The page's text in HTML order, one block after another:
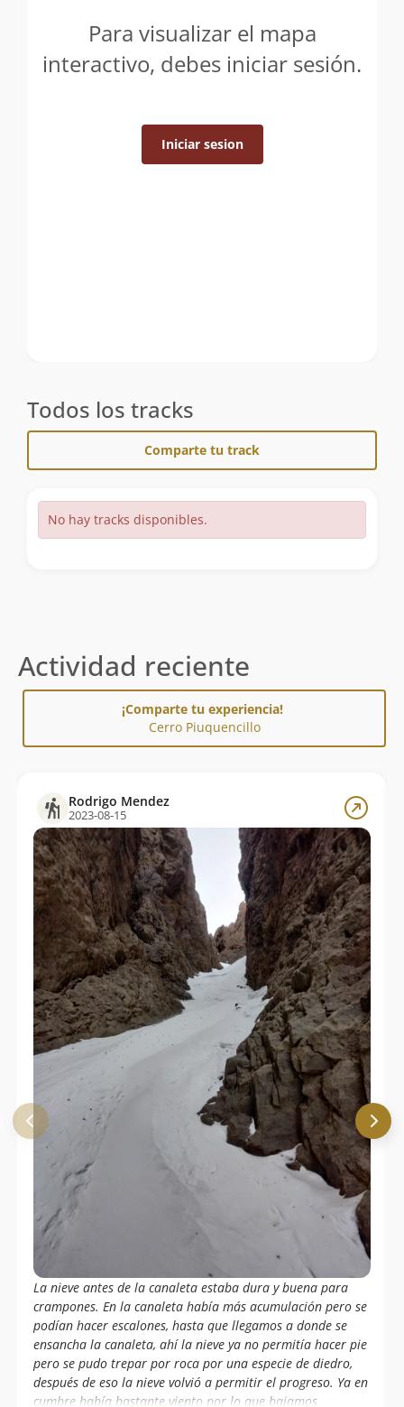
Para visualizar el mapa
interactivo, debes iniciar sesión.
Iniciar sesion
Todos los tracks
Comparte tu track
No hay tracks disponibles.
Actividad reciente
¡Comparte tu experiencia!
Cerro Piuquencillo
Rodrigo Mendez
2023-08-15
La nieve antes de la canaleta estaba dura y buena para
crampones. En la canaleta había más acumulación pero se
podían hacer escalones, hasta que llegamos a donde se
ensancha la canaleta, ahí la nieve ya no permitía hacer pie
pero se pudo trepar por roca por una especie de diedro,
después de eso la nieve volvió a permitir el progreso. Ya en
cumbre había bastante viento por lo que bajamos